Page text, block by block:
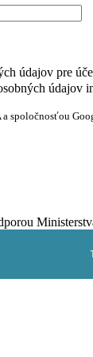
údajov pre
údajov
a spoločnosťou